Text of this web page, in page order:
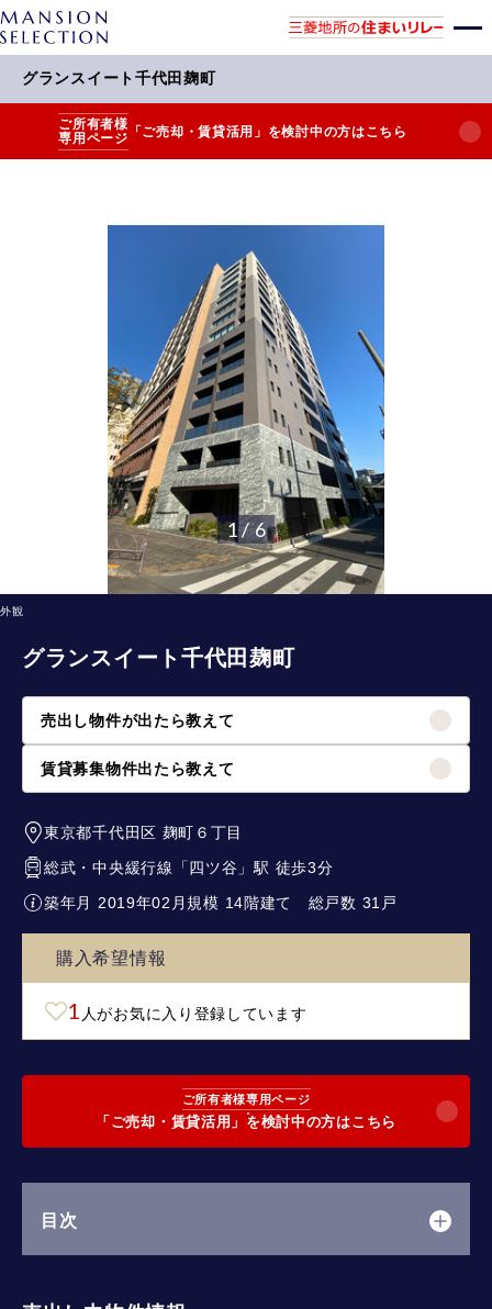
グランスイート千代田麹町
ご所有者様
専用ページ 「ご売却・賃貸活用」を検討中の方はこちら
外観
1 / 6
グランスイート千代田麹町
売出し物件が出たら教えて
賃貸募集物件出たら教えて
東京都千代田区 麹町６丁目
総武・中央緩行線
「四ツ谷 」駅 徒歩3分
築年月 2019年02月規模 14階建て 総戸数 31戸
購入希望情報
1 人がお気に入り登録しています
ご所有者様専用ページ
「ご売却・賃貸活用」を検討中の方はこちら
目次